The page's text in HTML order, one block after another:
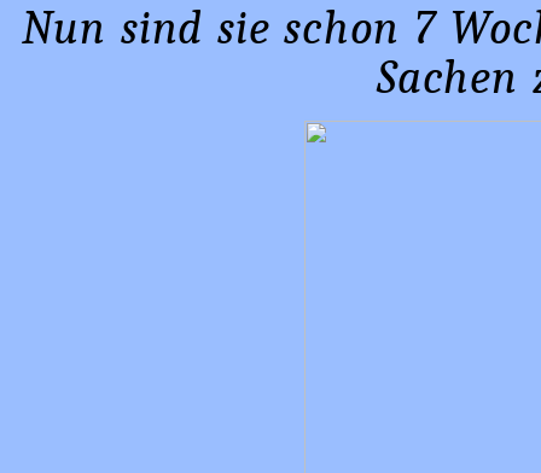
Nun sind sie schon 7
Sachen